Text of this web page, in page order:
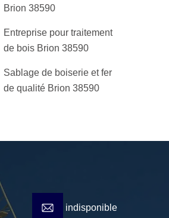
Brion 38590
Entreprise pour traitement
de bois Brion 38590
Sablage de boiserie et fer
de qualité Brion 38590
indisponible